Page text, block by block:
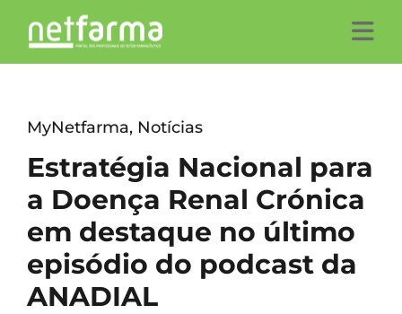
MyNetfarma, Notícias
Estratégia Nacional para
a Doença Renal Crónica
em destaque no último
episódio do podcast da
ANADIAL